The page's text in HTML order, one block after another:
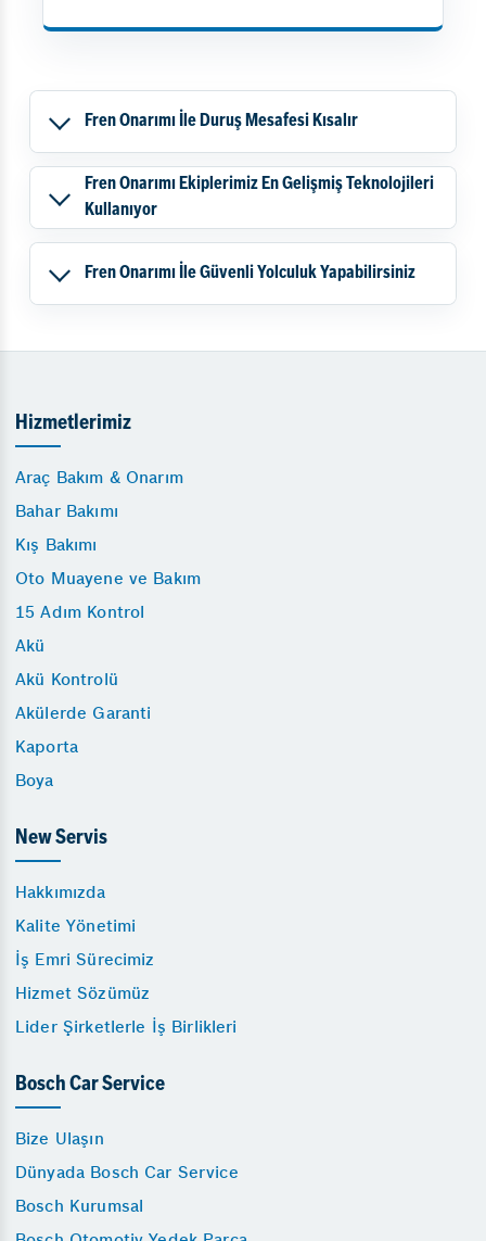
Fren Onarımı İle Duruş Mesafesi Kısalır
Fren Onarımı Ekiplerimiz En Gelişmiş Teknolojileri
Kullanıyor
Fren Onarımı İle Güvenli Yolculuk Yapabilirsiniz
Hizmetlerimiz
Araç Bakım & Onarım
Bahar Bakımı
Kış Bakımı
Oto Muayene ve Bakım
15 Adım Kontrol
Akü
Akü Kontrolü
Akülerde Garanti
Kaporta
Boya
New Servis
Hakkımızda
Kalite Yönetimi
İş Emri Sürecimiz
Hizmet Sözümüz
Lider Şirketlerle İş Birlikleri
Bosch Car Service
Bize Ulaşın
Dünyada Bosch Car Service
Bosch Kurumsal